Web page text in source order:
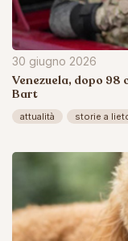
30 giugno 2026
Venezuela, dopo
Bart
attualità storie a